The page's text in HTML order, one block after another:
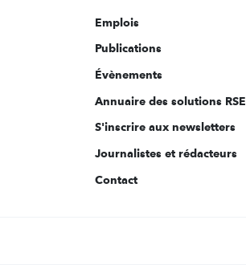
Emplois
Publications
Évènements
Annuaire des solutions RSE
S'inscrire aux newsletters
Journalistes et rédacteurs
Contact